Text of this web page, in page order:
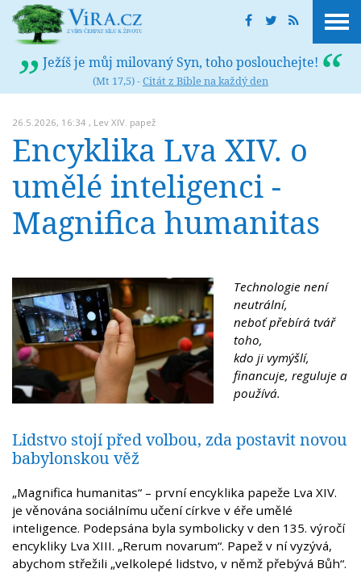
Ježíš je můj milovaný Syn, toho poslouchejte!
(Mt 17,5) -Citát z Bible na každý den
26.5.2026, 16:34 , Lev XIV. papež
Encyklika Lva XIV. o
umělé inteligenci -
Magnifica humanitas
Technologie není
neutrální,
neboť přebírá tvář
toho,
kdo ji vymýšlí,
financuje, reguluje a
používá.
Lidstvo stojí před volbou, zda postavit novou
babylonskou věž
„Magnifica humanitas“ – první encyklika papeže Lva XIV.
je věnována sociálnímu učení církve v éře umělé
inteligence. Podepsána byla symbolicky v den 135. výročí
encykliky Lva XIII. „Rerum novarum“. Papež v ní vyzývá,
abychom střežili „velkolepé lidstvo, v němž přebývá Bůh“.